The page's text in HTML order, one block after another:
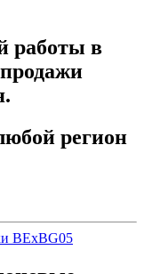
работы в
регион